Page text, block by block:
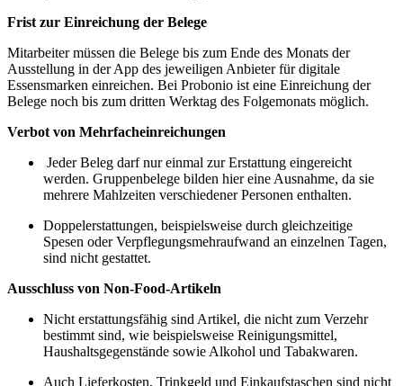
Frist zur Einreichung der Belege
Mitarbeiter müssen die Belege bis zum Ende des Monats der
Ausstellung in der App des jeweiligen Anbieter für digitale
Essensmarken einreichen. Bei Probonio ist eine Einreichung der
Belege noch bis zum dritten Werktag des Folgemonats möglich.
Verbot von Mehrfacheinreichungen
Jeder Beleg darf nur einmal zur Erstattung eingereicht
werden. Gruppenbelege bilden hier eine Ausnahme, da sie
mehrere Mahlzeiten verschiedener Personen enthalten.
Doppelerstattungen, beispielsweise durch gleichzeitige
Spesen oder Verpflegungsmehraufwand an einzelnen Tagen,
sind nicht gestattet.
Ausschluss von Non-Food-Artikeln
Nicht erstattungsfähig sind Artikel, die nicht zum Verzehr
bestimmt sind, wie beispielsweise Reinigungsmittel,
Haushaltsgegenstände sowie Alkohol und Tabakwaren.
Auch Lieferkosten, Trinkgeld und Einkaufstaschen sind nicht